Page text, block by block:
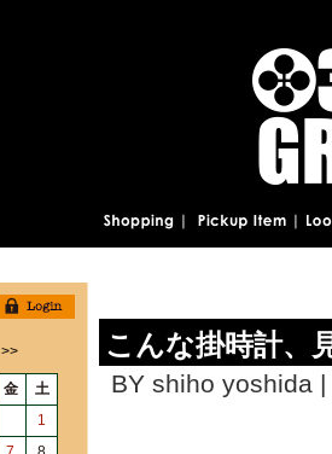
こんな掛時計、
BY shiho yoshida
>>
金
土
1